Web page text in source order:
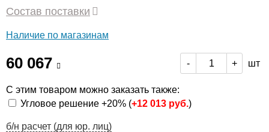
Состав поставки
Наличие по магазинам
60 067 - + шт
С этим товаром можно заказать также:
Угловое решение +20% (+12 013 руб.)
б/н расчет (для юр. лиц)